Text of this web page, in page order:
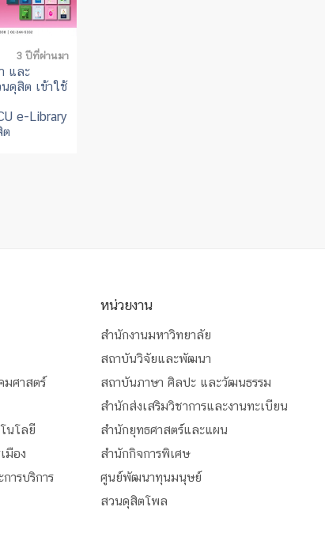
3 ปีที่ผ่านมา
และ
ดุสิต เข้าใช้
e-Library
ต
ศาสตร์
นโลยี
มือง
ารบริการ
หน่วยงาน
สำนักงานมหาวิทยาลัย
สถาบันวิจัยและพัฒนา
สถาบันภาษา ศิลปะ และวัฒนธรรม
สำนักส่งเสริมวิชาการและงานทะเบียน
สำนักยุทธศาสตร์และแผน
สำนักกิจการพิเศษ
ศูนย์พัฒนาทุนมนุษย์
สวนดุสิตโพล